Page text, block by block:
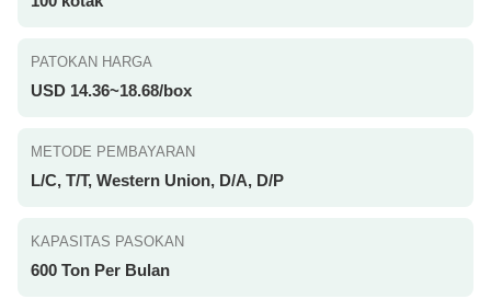
PATOKAN HARGA
USD 14.36~18.68/box
METODE PEMBAYARAN
L/C, T/T, Western Union, D/A, D/P
KAPASITAS PASOKAN
600 Ton Per Bulan